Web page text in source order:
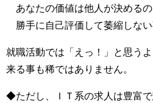
あなたの価値は他人が決めるの
勝手に自己評価して萎縮しない
就職活動では「えっ！」と思う
来る事も稀ではありません。
◆ただし、ＩＴ系の求人は豊富で